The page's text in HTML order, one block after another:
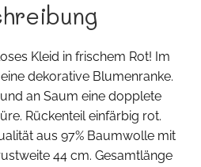
41,00 €
Kleid in frischem Rot! Im
dekorative Blumenranke.
an Saum eine dopplete
Rückenteil einfärbig rot.
aus 97% Baumwolle mit
44 cm. Gesamtlänge